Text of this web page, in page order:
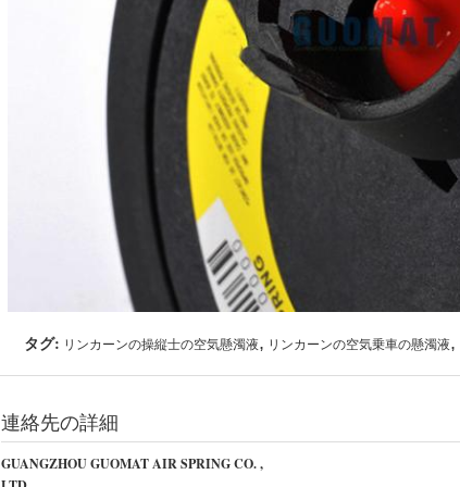
タグ: リンカーンの操縦士の空気懸濁液, リンカーンの空気乗車の懸濁液,
連絡先の詳細
GUANGZHOU GUOMAT AIR SPRING CO. ,